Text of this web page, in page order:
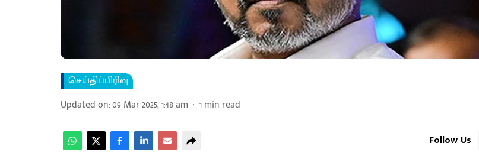
செய்திப்பிரிவு
Updated on:09 Mar 2025, 1:48 am 1min read
Follow Us